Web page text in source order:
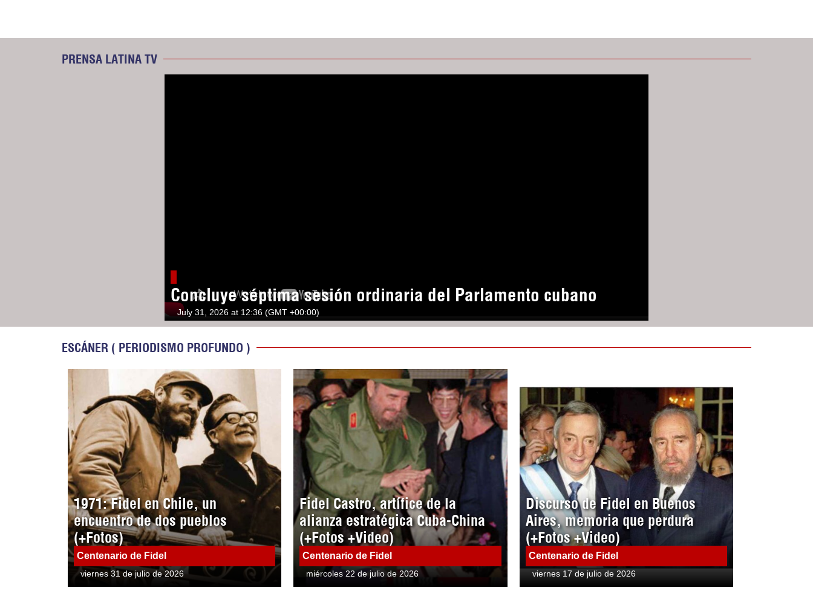
PRENSA LATINA TV
Concluye séptima sesión ordinaria del Parlamento cubano
July 31, 2026 at 12:36 (GMT +00:00)
ESCÁNER ( PERIODISMO PROFUNDO )
1971: Fidel en Chile, un
encuentro de dos pueblos
(+Fotos)
Centenario de Fidel
viernes 31 de julio de 2026
Fidel Castro, artífice de la
alianza estratégica Cuba-China
(+Fotos +Video)
Centenario de Fidel
miércoles 22 de julio de 2026
Discurso de Fidel en Buenos
Aires, memoria que perdura
(+Fotos +Video)
Centenario de Fidel
viernes 17 de julio de 2026